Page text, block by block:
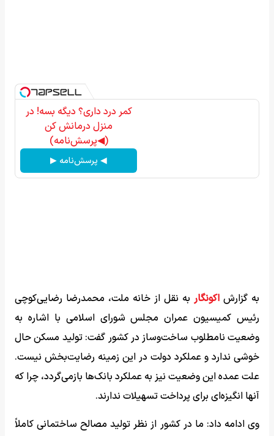
کمر درد داری؟ دیگه بسه! در
منزل درمانش کن
(◀پرسش‌نامه)
◀ پرسش‌نامه ▶
به گزارش اکونگار به نقل از خانه ملت، محمدرضا رضایی‌کوچی
رئیس کمیسیون عمران مجلس شورای اسلامی با اشاره به
وضعیت نامطلوب ساخت‌وساز در کشور گفت: تولید مسکن حال
خوشی ندارد و عملکرد دولت در این زمینه رضایت‌بخش نیست.
علت عمده این وضعیت نیز به عملکرد بانک‌ها بازمی‌گردد، چرا که
آنها انگیزه‌ای برای پرداخت تسهیلات ندارند.
وی ادامه داد: ما در کشور از نظر تولید مصالح ساختمانی کاملاً